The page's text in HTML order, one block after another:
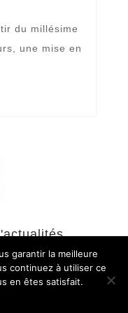
du millésime
une mise en
Copéret sur
garantir la meilleure
continuez à utiliser ce
en êtes satisfait.